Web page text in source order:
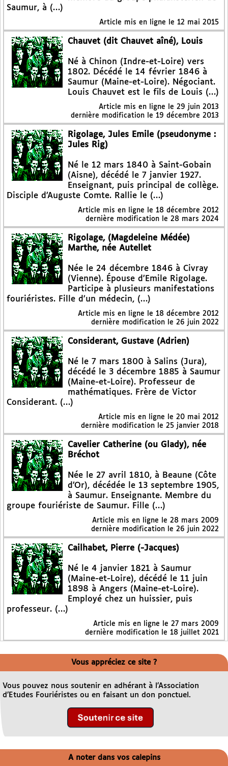
Saumur, à (…)
Article mis en ligne le 12 mai 2015
Chauvet (dit Chauvet aîné), Louis
Né à Chinon (Indre-et-Loire) vers
1802. Décédé le 14 février 1846 à
Saumur (Maine-et-Loire). Négociant.
Louis Chauvet est le fils de Louis (…)
Article mis en ligne le 29 juin 2013
dernière modification le 19 décembre 2013
Rigolage, Jules Emile (pseudonyme :
Jules Rig)
Né le 12 mars 1840 à Saint-Gobain
(Aisne), décédé le 7 janvier 1927.
Enseignant, puis principal de collège.
Disciple d’Auguste Comte. Rallie le (…)
Article mis en ligne le 18 décembre 2012
dernière modification le 28 mars 2024
Rigolage, (Magdeleine Médée)
Marthe, née Autellet
Née le 24 décembre 1846 à Civray
(Vienne). Épouse d’Emile Rigolage.
Participe à plusieurs manifestations
fouriéristes. Fille d’un médecin, (…)
Article mis en ligne le 18 décembre 2012
dernière modification le 26 juin 2022
Considerant, Gustave (Adrien)
Né le 7 mars 1800 à Salins (Jura),
décédé le 3 décembre 1885 à Saumur
(Maine-et-Loire). Professeur de
mathématiques. Frère de Victor
Considerant. (…)
Article mis en ligne le 20 mai 2012
dernière modification le 25 janvier 2018
Cavelier Catherine (ou Glady), née
Bréchot
Née le 27 avril 1810, à Beaune (Côte
d’Or), décédée le 13 septembre 1905,
à Saumur. Enseignante. Membre du
groupe fouriériste de Saumur. Fille (…)
Article mis en ligne le 28 mars 2009
dernière modification le 26 juin 2022
Cailhabet, Pierre (-Jacques)
Né le 4 janvier 1821 à Saumur
(Maine-et-Loire), décédé le 11 juin
1898 à Angers (Maine-et-Loire).
Employé chez un huissier, puis
professeur. (…)
Article mis en ligne le 27 mars 2009
dernière modification le 18 juillet 2021
Vous appréciez ce site ?
Vous pouvez nous soutenir en adhérant à l’Association
d’Etudes Fouriéristes ou en faisant un don ponctuel.
A noter dans vos calepins